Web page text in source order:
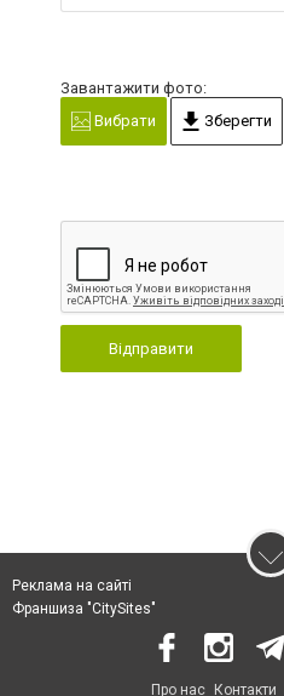
Завантажити фото:
Вибрати
Зберегти
Відправити
Реклама на сайті
Франшиза "CitySites"
Про нас Контакти